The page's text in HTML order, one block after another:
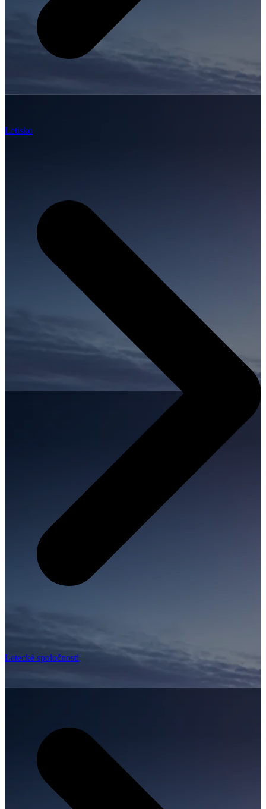
Letisko
Letecké spoločnosti